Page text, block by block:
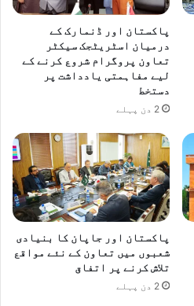
پاکستان اور ڈنمارک کے
درمیان اسٹریٹجک سیکٹر
تعاون پروگرام شروع کرنے کے
لیے مفاہمتی یادداشت پر
دستخط
2 دن پہلے
پاکستان اور جاپان کا بنیادی
شعبوں میں تعاون کے نئے مواقع
تلاش کرنے پر اتفاق
2 دن پہلے